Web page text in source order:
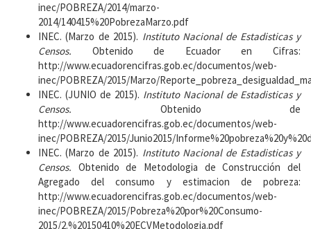
inec/POBREZA/2014/marzo-
2014/140415%20PobrezaMarzo.pdf
INEC. (Marzo de 2015). Instituto Nacional de Estadisticas y
Censos. Obtenido de Ecuador en Cifras:
http://www.ecuadorencifras.gob.ec/documentos/web-
inec/POBREZA/2015/Marzo/
INEC. (JUNIO de 2015). Instituto Nacional de Estadisticas y
Censos. Obtenido de
http://www.ecuadorencifras.gob.ec/documentos/web-
inec/POBREZA/2015/Junio2015/
INEC. (Marzo de 2015). Instituto Nacional de Estadisticas y
Censos. Obtenido de Metodologia de Construcción del
Agregado del consumo y estimacion de pobreza:
http://www.ecuadorencifras.gob.ec/documentos/web-
inec/POBREZA/2015/Pobreza%20por%20Consumo-
2015/2.%20150410%20ECVMetodologia.pdf